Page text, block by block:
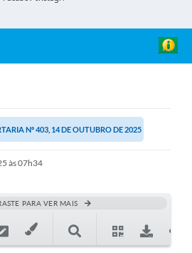
Nº 403, 14 DE OUTUBRO DE 2025
às 07h34
PARA VER MAIS